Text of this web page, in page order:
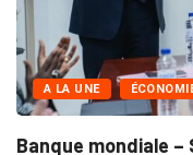
A LA UNE
Grand
30 juillet 2026